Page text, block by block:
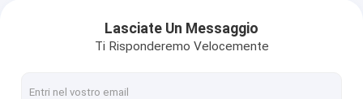
Di noi
Lasciate Un Messaggio
Ti Risponderemo Velocemente